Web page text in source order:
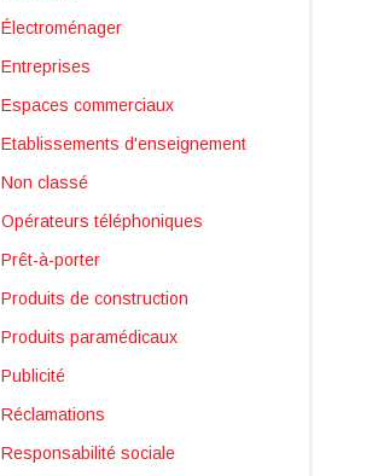
Électroménager
Entreprises
Espaces commerciaux
Etablissements d'enseignement
Non classé
Opérateurs téléphoniques
Prêt-à-porter
Produits de construction
Produits paramédicaux
Publicité
Réclamations
Responsabilité sociale